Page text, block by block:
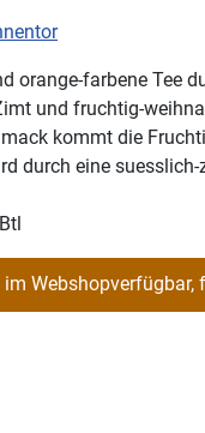
orange-farbene Tee
und fruchtig-
kommt die
durch eine